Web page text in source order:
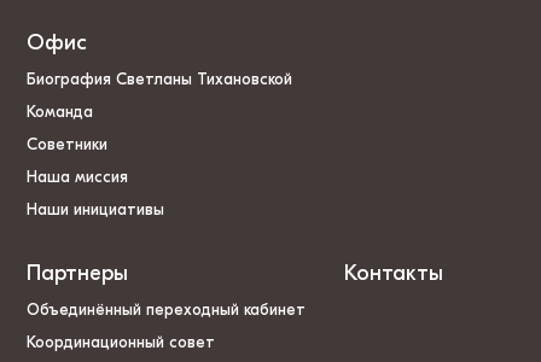
Офис
Биография Светланы Тихановской
Команда
Советники
Наша миссия
Наши инициативы
Партнеры
Объединённый переходный кабинет
Координационный совет
Контакты